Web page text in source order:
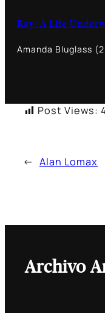
Ray: A Life
Amanda Bluglass
Post Views:
← Alan Lomax
Archivo